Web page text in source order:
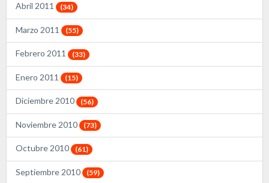
Abril 2011 (34)
Marzo 2011 (55)
Febrero 2011 (33)
Enero 2011 (15)
Diciembre 2010 (56)
Noviembre 2010 (73)
Octubre 2010 (61)
Septiembre 2010 (59)